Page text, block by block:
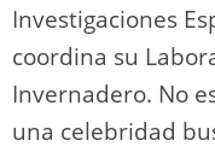
Investigaciones
coordina su
Invernadero. No
una celebridad